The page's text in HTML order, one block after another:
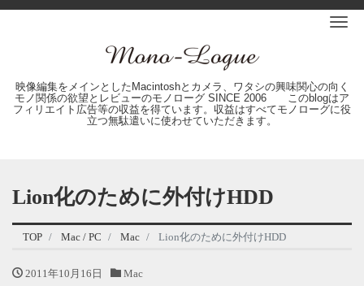
映像編集をメインとしたMacintoshとカメラ、ワタシの興味関心の向く
モノ関係の欲望とレビューのモノローグ SINCE 2006 このblogはア
フィリエイト広告等の収益を得ています。収益はすべてモノローグに役
立つ無駄遣いに使わせていただきます。
Lion化のために外付けHDD
TOP Mac / PC Mac Lion化のために外付けHDD
2011年10月16日 Mac